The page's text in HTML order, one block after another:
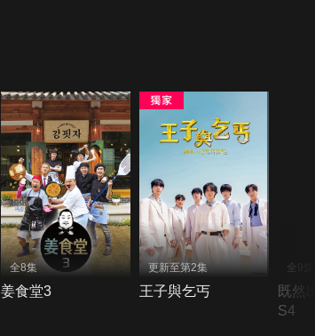
全8集
姜食堂3
更新至第2集
王子與乞丐
全9集
既然
S4